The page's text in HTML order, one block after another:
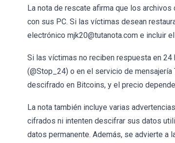
La nota de rescate afirma que los
con sus PC. Si las víctimas desean
electrónico mjk20@tutanota.com e incluir
Si las víctimas no reciben respuesta en
(@Stop_24) o en el servicio de
descifrado en Bitcoins, y el precio
La nota también incluye varias
cifrados ni intenten descifrar sus datos
datos permanente. Además, se advierte